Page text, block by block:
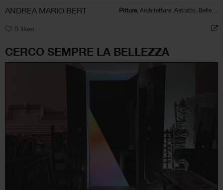
ANDREA MARIO BERT Pittura , Architettura, Astratto, Bellezza, Natura
0 likes
CERCO SEMPRE LA BELLEZZA